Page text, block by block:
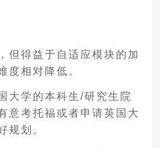
但得益于自适应模块的加
度相对降低。
大学的本科生/研究生院
意考托福或者申请英国大
规划。